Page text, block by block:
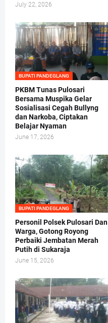
July 22, 2026
BUPATI PANDEGLANG
PKBM Tunas Pulosari
Bersama Muspika Gelar
Sosialisasi Cegah Bullyng
dan Narkoba, Ciptakan
Belajar Nyaman
June 17, 2026
BUPATI PANDEGLANG
Personil Polsek Pulosari Dan
Warga, Gotong Royong
Perbaiki Jembatan Merah
Putih di Sukaraja
June 15, 2026